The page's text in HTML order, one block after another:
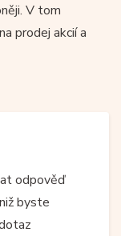
V tom
prodej akcií a
odpověď
byste